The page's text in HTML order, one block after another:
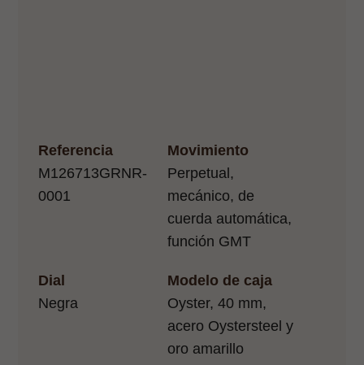
Referencia
M126713GRNR-
0001
Movimiento
Perpetual,
mecánico, de
cuerda automática,
función GMT
Dial
Negra
Modelo de caja
Oyster, 40 mm,
acero Oystersteel y
oro amarillo